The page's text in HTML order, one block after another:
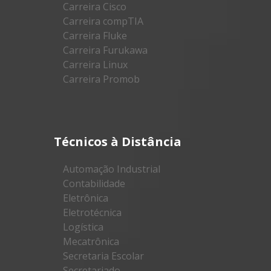
Carreira Cisco
Carreira compTIA
Carreira Fluke
Carreira Furukawa
Carreira Linux
Carreira Promob
Técnicos à Distância
Automação Industrial
Contabilidade
Eletrônica
Eletrotécnica
Logística
Mecatrônica
Secretaria Escolar